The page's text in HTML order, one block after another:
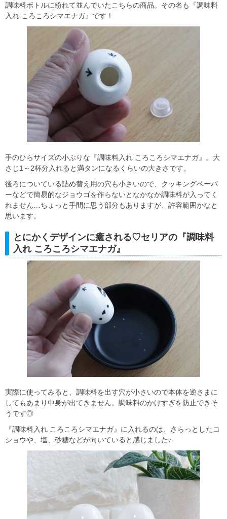
調味料ボトルに紛れて並んでいたこちらの商品。その名も『調味料
入れ ころころシマエナガ』です！
手のひらサイズの小ぶりな『調味料入れ ころころシマエナガ』。大
さじ1～2杯分入れると満タンになるくらいの大きさです。
後ろについている詰め替え用の穴も小さいので、クッキングペーパ
ーなどで簡易的なジョウゴを作らないとなかなか調味料が入ってく
れません…ちょっと手間に思う部分もありますが、許容範囲かなと
思います。
とにかくデザインに癒される♡セリアの『調味料
入れ ころころシマエナガ』
実際に使ってみると、調味料を出す穴が小さいので本体を逆さまに
してもあまり中身が出てきません。調味料のかけすぎを防止できそ
うです◎
『調味料入れ ころころシマエナガ』に入れるのは、さらっとしたコ
ショウや、塩、砂糖などが向いていると感じました♪